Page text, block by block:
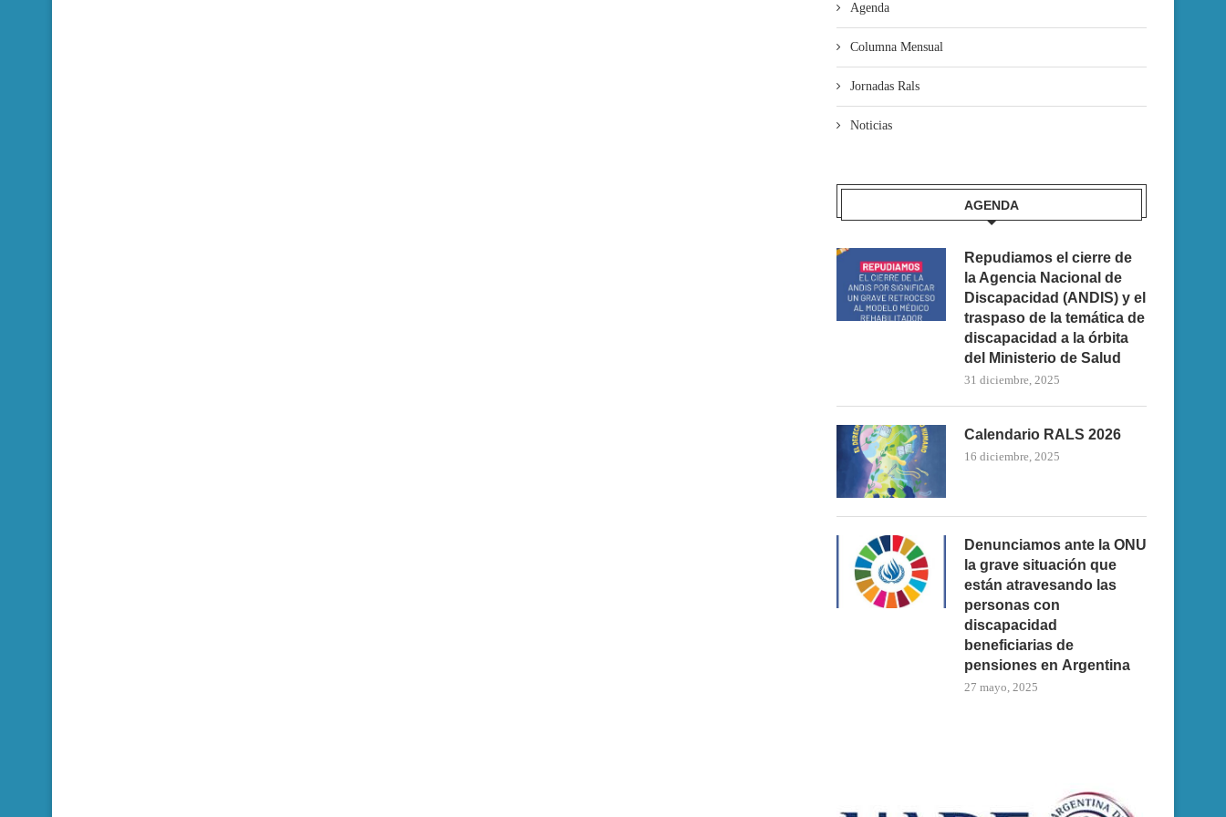
Agenda
Columna Mensual
Jornadas Rals
Noticias
AGENDA
Repudiamos el cierre de
la Agencia Nacional de
Discapacidad (ANDIS) y el
traspaso de la temática de
discapacidad a la órbita
del Ministerio de Salud
31 diciembre, 2025
Calendario RALS 2026
16 diciembre, 2025
Denunciamos ante la ONU
la grave situación que
están atravesando las
personas con
discapacidad
beneficiarias de
pensiones en Argentina
27 mayo, 2025